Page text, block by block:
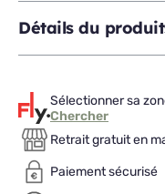
Détails du
Sélectionner sa
Chercher
Retrait gratuit en
Paiement sécurisé